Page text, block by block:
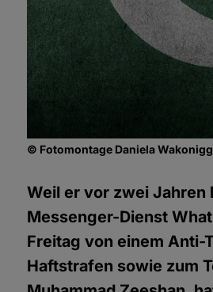
© Fotomontage Daniela
Weil er vor zwei Jahren
Messenger-Dienst
Freitag von einem Anti-
Haftstrafen sowie zum